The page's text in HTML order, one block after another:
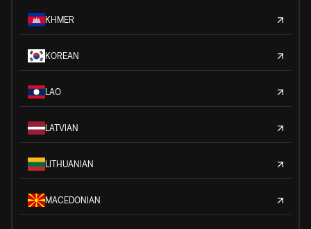
KHMER
KOREAN
LAO
LATVIAN
LITHUANIAN
MACEDONIAN